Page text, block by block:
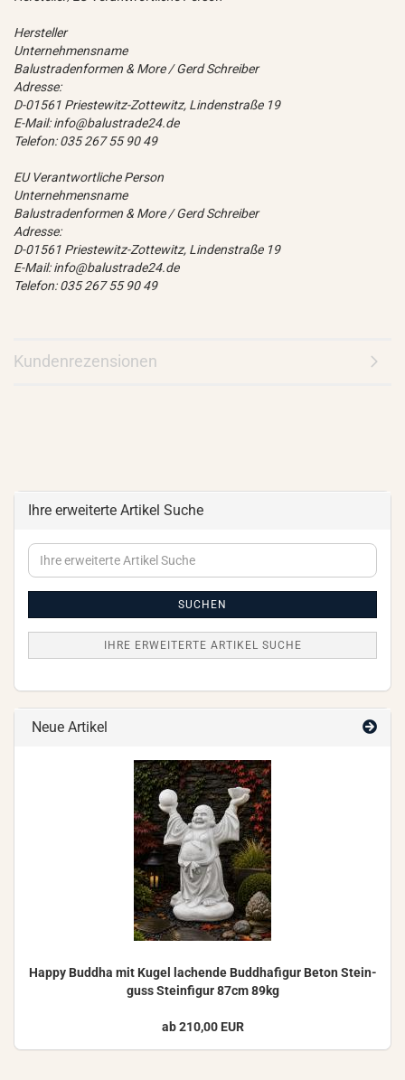
Hersteller
Unternehmensname
Balustradenformen & More / Gerd Schreiber
Adresse:
D-01561 Priestewitz-Zottewitz, Lindenstraße 19
E-Mail: info@balustrade24.de
Telefon: 035 267 55 90 49
EU Verantwortliche Person
Unternehmensname
Balustradenformen & More / Gerd Schreiber
Adresse:
D-01561 Priestewitz-Zottewitz, Lindenstraße 19
E-Mail: info@balustrade24.de
Telefon: 035 267 55 90 49
Kundenrezensionen
Ihre erweiterte Artikel Suche
Ihre
erweiterte
SUCHEN
IHRE ERWEITERTE ARTIKEL SUCHE
Neue Artikel
Happy Bud­dha mit Kugel la­chen­de Bud­dha­fi­gur Beton Stein­
guss Stein­fi­gur 87cm 89kg
ab 210,00 EUR